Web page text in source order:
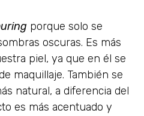
porque solo se
oscuras. Es más
piel, ya que en él se
maquillaje. También se
natural, a diferencia del
es más acentuado y